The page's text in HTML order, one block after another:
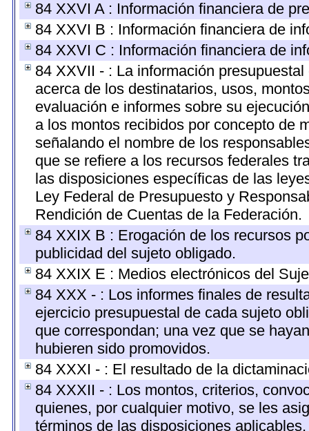
84 XXVI A : Información financiera de
84 XXVI B : Información financiera de
84 XXVI C : Información financiera de
84 XXVII - : La información
acerca de los destinatarios, usos,
evaluación e informes sobre su
a los montos recibidos por concepto de
señalando el nombre de los
que se refiere a los recursos federales
las disposiciones específicas de las
Ley Federal de Presupuesto y
Rendición de Cuentas de la Federación.
84 XXIX B : Erogación de los recursos
publicidad del sujeto obligado.
84 XXIX E : Medios electrónicos del
84 XXX - : Los informes finales de
ejercicio presupuestal de cada sujeto
que correspondan; una vez que se
hubieren sido promovidos.
84 XXXI - : El resultado de la
84 XXXII - : Los montos, criterios,
quienes, por cualquier motivo, se les
términos de las disposiciones